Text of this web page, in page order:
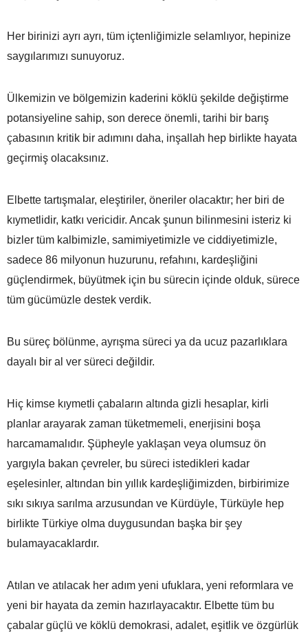
Her birinizi ayrı ayrı, tüm içtenliğimizle selamlıyor, hepinize
saygılarımızı sunuyoruz.
Ülkemizin ve bölgemizin kaderini köklü şekilde değiştirme
potansiyeline sahip, son derece önemli, tarihi bir barış
çabasının kritik bir adımını daha, inşallah hep birlikte hayata
geçirmiş olacaksınız.
Elbette tartışmalar, eleştiriler, öneriler olacaktır; her biri de
kıymetlidir, katkı vericidir. Ancak şunun bilinmesini isteriz ki
bizler tüm kalbimizle, samimiyetimizle ve ciddiyetimizle,
sadece 86 milyonun huzurunu, refahını, kardeşliğini
güçlendirmek, büyütmek için bu sürecin içinde olduk, sürece
tüm gücümüzle destek verdik.
Bu süreç bölünme, ayrışma süreci ya da ucuz pazarlıklara
dayalı bir al ver süreci değildir.
Hiç kimse kıymetli çabaların altında gizli hesaplar, kirli
planlar arayarak zaman tüketmemeli, enerjisini boşa
harcamamalıdır. Şüpheyle yaklaşan veya olumsuz ön
yargıyla bakan çevreler, bu süreci istedikleri kadar
eşelesinler, altından bin yıllık kardeşliğimizden, birbirimize
sıkı sıkıya sarılma arzusundan ve Kürdüyle, Türküyle hep
birlikte Türkiye olma duygusundan başka bir şey
bulamayacaklardır.
Atılan ve atılacak her adım yeni ufuklara, yeni reformlara ve
yeni bir hayata da zemin hazırlayacaktır. Elbette tüm bu
çabalar güçlü ve köklü demokrasi, adalet, eşitlik ve özgürlük